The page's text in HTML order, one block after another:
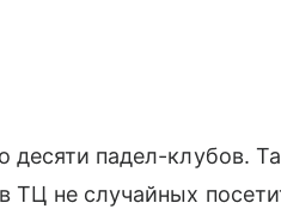
десяти падел-клубов.
ТЦ не случайных